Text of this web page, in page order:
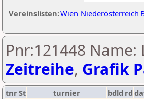
Vereinslisten:Wien Niederösterreich
Pnr:121448
Zeitreihe, Grafik
tnrSt turnier bdld rd